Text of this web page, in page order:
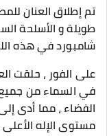
تم إطلاق العنان
طويلة و الأسلحة
شامبورد في هذه
على الفور ، حلقت
في السماء من
الفضاء ، مما أدى
مستوى الإله